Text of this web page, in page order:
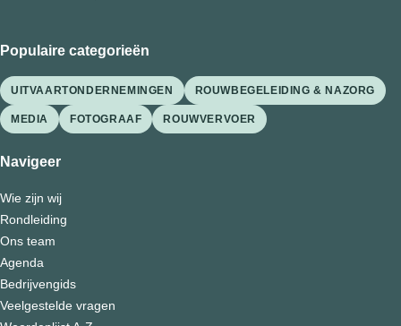
Populaire categorieën
UITVAARTONDERNEMINGEN ROUWBEGELEIDING & NAZORG
MEDIA FOTOGRAAF ROUWVERVOER
Navigeer
Wie zijn wij
Rondleiding
Ons team
Agenda
Bedrijvengids
Veelgestelde vragen